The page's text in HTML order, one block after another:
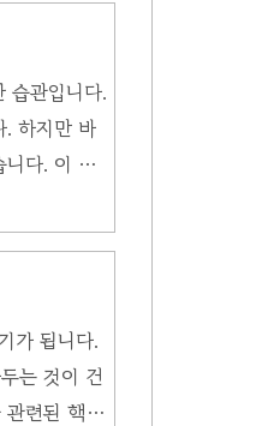
할까?수
으로 잠이
로 2주 이
습관입니다.
. 하지만 바
니다. 이 글
수면의 질
은 시간
방법의 기
다. ..
가 됩니다.
는 것이 건
관련된 핵심